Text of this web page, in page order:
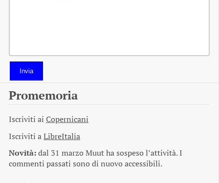
Invia
Promemoria
Iscriviti ai Copernicani
Iscriviti aLibreItalia
Novità:dal 31 marzo Muut ha sospeso l’attività. I
commenti passati sono di nuovo accessibili.